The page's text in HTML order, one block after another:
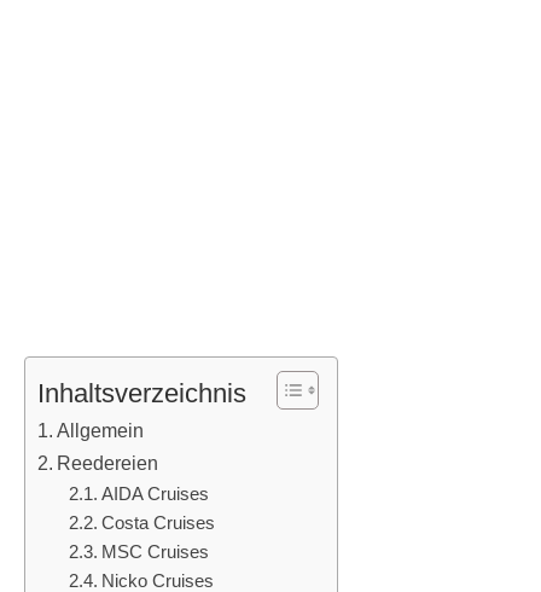
Inhaltsverzeichnis
Allgemein
Reedereien
AIDA Cruises
Costa Cruises
MSC Cruises
Nicko Cruises